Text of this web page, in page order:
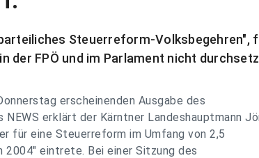
Steuerreform-Volksbegehren",
der FPÖ und im Parlament nicht
erscheinenden Ausgabe des
NEWS erklärt der Kärntner Landeshauptmann
für eine Steuerreform im Umfang von 2,5
2004" eintrete. Bei einer Sitzung des